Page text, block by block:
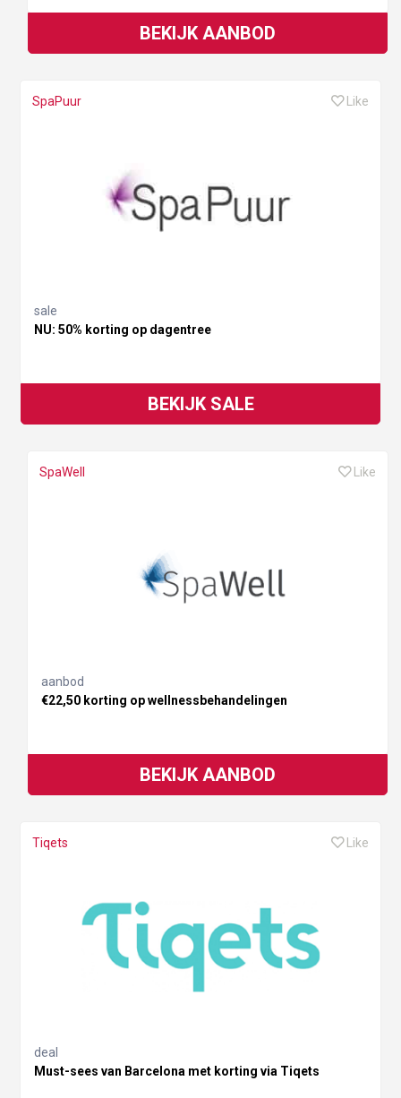
BEKIJK AANBOD
SpaPuur Like
sale
NU: 50% korting op dagentree
BEKIJK SALE
SpaWell Like
aanbod
€22,50 korting op wellnessbehandelingen
BEKIJK AANBOD
Tiqets Like
deal
Must-sees van Barcelona met korting via Tiqets